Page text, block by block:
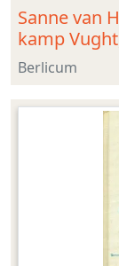
Sanne van
kamp
Berlicum